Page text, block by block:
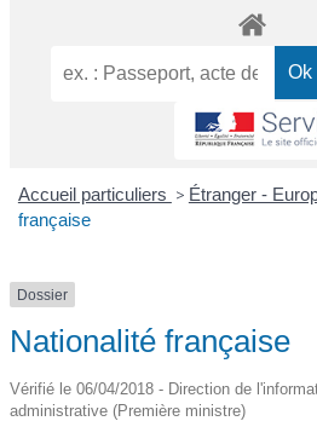
Accueil particuliers > Étranger -
française
Dossier
Nationalité française
Vérifié le 06/04/2018 - Direction de
administrative (Première ministre)